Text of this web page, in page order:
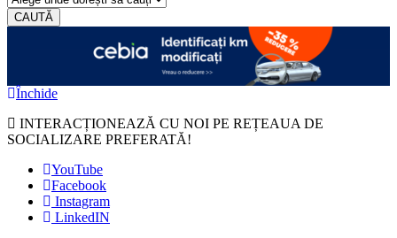
CAUTĂ
Închide
INTERACȚIONEAZĂ CU NOI PE REȚEAUA DE
SOCIALIZARE PREFERATĂ!
YouTube
Facebook
Instagram
LinkedIN